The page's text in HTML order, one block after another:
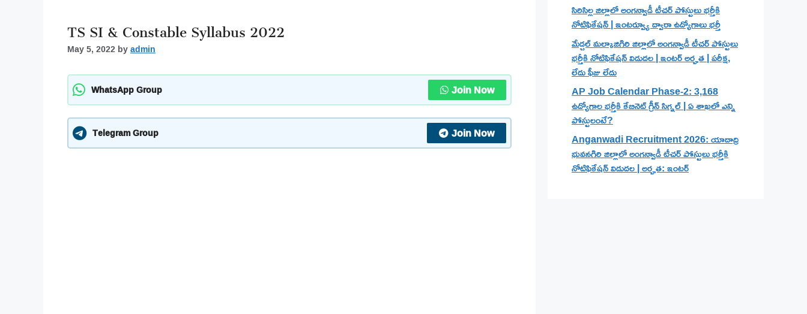
TS SI & Constable Syllabus 2022
May 5, 2022byadmin
WhatsApp Group Join Now
Telegram Group Join Now
సిరిసిల్ల జిల్లాలో అంగన్వాడీ టీచర్ పోస్టులు భర్తీకి
నోటిఫికేషన్ | ఇంటర్వ్యూ ద్వారా ఉద్యోగాలు భర్తీ
మేడ్చల్ మల్కాజిగిరి జిల్లాలో అంగన్వాడీ టీచర్ పోస్టులు
భర్తీకి నోటిఫికేషన్ విడుదల | ఇంటర్ అర్హత | పరీక్ష,
లేదు ఫీజు లేదు
AP Job Calendar Phase-2: 3,168
ఉద్యోగాల భర్తీకి కేబినెట్ గ్రీన్ సిగ్నల్ | ఏ శాఖలో ఎన్ని
పోస్టులంటే?
Anganwadi Recruitment 2026: యాదాద్రి
భువనగిరి జిల్లాలో అంగన్వాడీ టీచర్ పోస్టులు భర్తీకి
నోటిఫికేషన్ విడుదల | అర్హత: ఇంటర్